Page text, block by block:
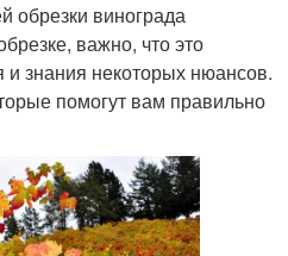
обрезки винограда
важно, что это
и знания некоторых нюансов.
помогут вам правильно